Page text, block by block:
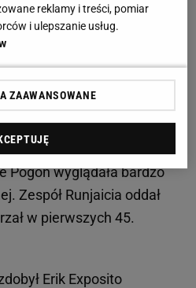
wciąż drży o
się z walki o tytuł
Śląsk
grze
Pogoń wyglądała bardzo
Zespół Runjaicia oddał
w pierwszych 45.
Erik Exposito
reklamy i treści, pomiar
i ulepszanie usług.
ZAAWANSOWANE